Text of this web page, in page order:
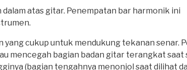
atas gitar. Penempatan bar harmonik ini
cukup untuk mendukung tekanan senar.
mencegah bagian badan gitar terangkat saat
(bagian tengahnya menonjol saat dilihat